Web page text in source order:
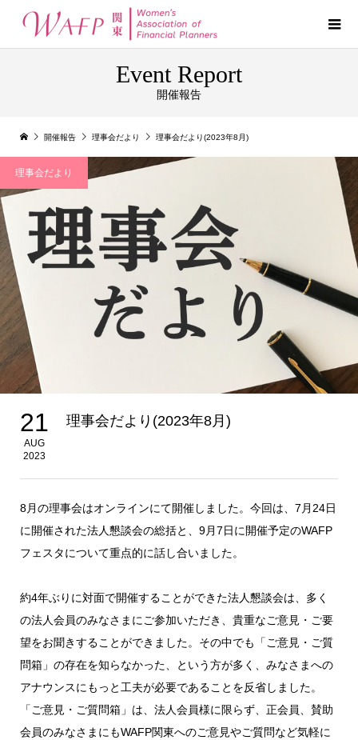
Event Report
開催報告
開催報告 理事会だより 理事会だより(2023年8月)
理事会だより
21
AUG
2023
理事会だより(2023年8月)
8月の理事会はオンラインにて開催しました。今回は、7月24日
に開催された法人懇談会の総括と、9月7日に開催予定のWAFP
フェスタについて重点的に話し合いました。
約4年ぶりに対面で開催することができた法人懇談会は、多く
の法人会員のみなさまにご参加いただき、貴重なご意見・ご要
望をお聞きすることができました。その中でも「ご意見・ご質
問箱」の存在を知らなかった、という方が多く、みなさまへの
アナウンスにもっと工夫が必要であることを反省しました。
「ご意見・ご質問箱」は、法人会員様に限らず、正会員、賛助
会員のみなさまにもWAFP関東へのご意見やご質問など気軽に